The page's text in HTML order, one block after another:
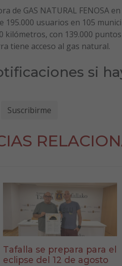
de GAS NATURAL FENOSA
usuarios en 105
kilómetros, con 139.000
tiene acceso al gas natural.
si
Tafalla se prepara para el
eclipse del 12 de agosto